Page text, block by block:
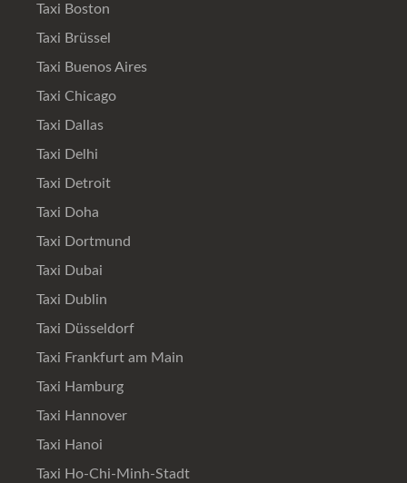
Taxi Boston
Taxi Brüssel
Taxi Buenos Aires
Taxi Chicago
Taxi Dallas
Taxi Delhi
Taxi Detroit
Taxi Doha
Taxi Dortmund
Taxi Dubai
Taxi Dublin
Taxi Düsseldorf
Taxi Frankfurt am Main
Taxi Hamburg
Taxi Hannover
Taxi Hanoi
Taxi Ho-Chi-Minh-Stadt